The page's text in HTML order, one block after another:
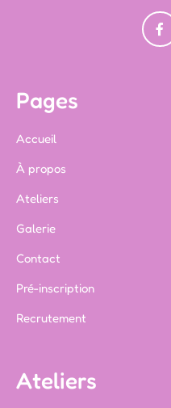
Pages
Accueil
À propos
Ateliers
Galerie
Contact
Pré-inscription
Recrutement
Ateliers